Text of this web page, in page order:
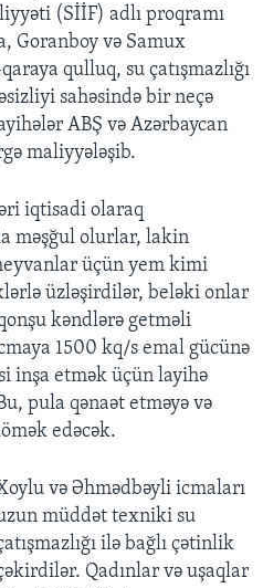
(SİİF) adlı proqramı
Goranboy və Samux
qulluq, su çatışmazlığı
sahəsində bir neçə
ABŞ və Azərbaycan
maliyyələşib.
iqtisadi olaraq
məşğul olurlar, lakin
üçün yem kimi
üzləşirdilər, beləki onlar
kəndlərə getməli
1500 kq/s emal gücünə
inşa etmək üçün layihə
pula qənaət etməyə və
edəcək.
və Əhmədbəyli icmaları
müddət texniki su
ilə bağlı çətinlik
Qadınlar və uşaqlar